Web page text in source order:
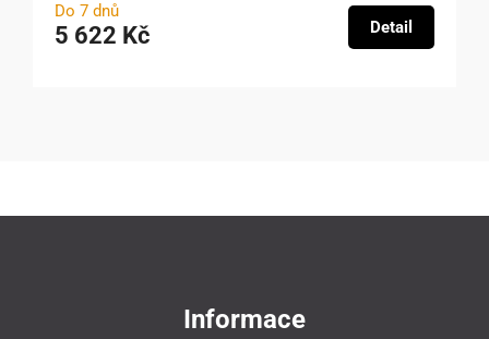
Do 7 dnů
5 622 Kč Detail
Informace